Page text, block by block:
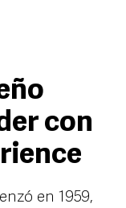
con
en 1959,